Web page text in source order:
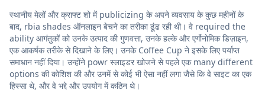
स्थानीय मेलों और क्राफ्ट शो में publicizing के अपने व्यवसाय के कुछ महीनों के
बाद, rbia shades ऑनलाइन बेचने का तरीका ढूंढ रही थी। वे required the
ability आगंतुकों को उनके उत्पाद की गुणवत्ता, उनके हल्के और एर्गोनोमिक डिज़ाइन,
एक आकर्षक तरीके से दिखाने के लिए। उनके Coffee Cup ने इसके लिए पर्याप्त
समाधान नहीं दिया। उन्होंने powr स्लाइडर खोजने से पहले एक many different
options की कोशिश की और उनमें से कोई भी ऐसा नहीं लगा जैसे कि वे साइट का एक
हिस्सा थे, और वे भद्दे और उपयोग में कठिन थे।